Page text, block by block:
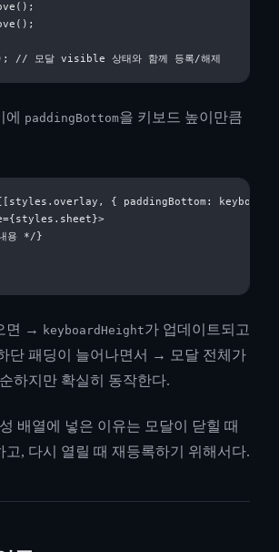
에 paddingBottom을 키보드 높이만큼
{ paddingBottom:
용 */}
면 → keyboardHeight가 업데이트되고
단 패딩이 늘어나면서 → 모달 전체가
하지만 확실히 동작한다.
배열에 넣은 이유는 모달이 닫힐 때
고, 다시 열릴 때 재등록하기 위해서다.